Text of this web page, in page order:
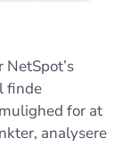
finde
for at
analysere